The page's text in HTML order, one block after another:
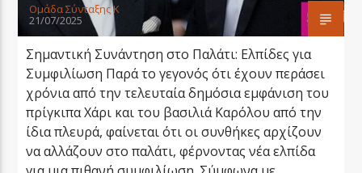
Oμάδα Σύνταξης Κ
21/07/2025
Σημαντική Συνάντηση στο Παλάτι: Ελπίδες για
Συμφιλίωση Παρά το γεγονός ότι έχουν περάσει
χρόνια από την τελευταία δημόσια εμφάνιση του
πρίγκιπα Χάρι και του βασιλιά Καρόλου από την
ίδια πλευρά, φαίνεται ότι οι συνθήκες αρχίζουν
να αλλάζουν στο παλάτι, φέρνοντας νέα ελπίδα